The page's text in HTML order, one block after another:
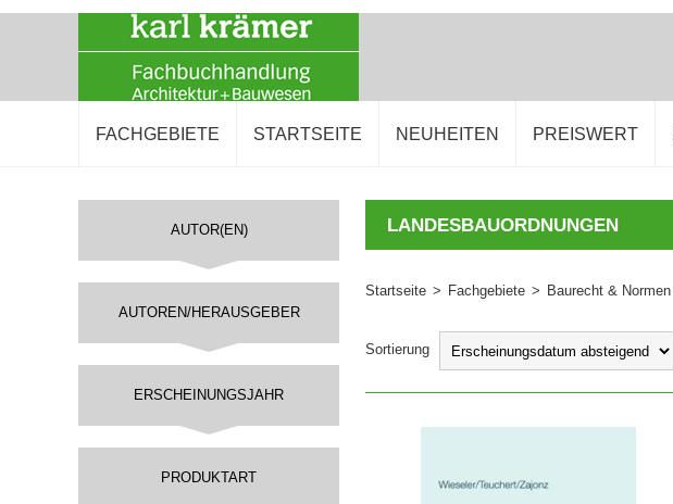
FACHGEBIETE STARTSEITE NEUHEITEN PREISWERT
LANDESBAUORDNUNGEN
Startseite > Fachgebiete > Baurecht & Normen
Sortierung
AUTOR(EN)
AUTOREN/HERAUSGEBER
ERSCHEINUNGSJAHR
PRODUKTART